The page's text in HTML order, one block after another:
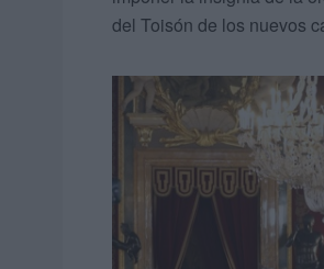
del Toisón de los nuevos